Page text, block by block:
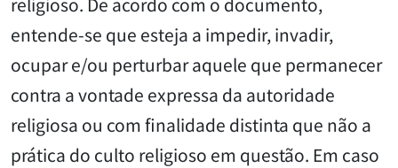
entende-se que esteja a impedir, invadir,
ocupar e/ou perturbar aquele que permanecer
contra a vontade expressa da autoridade
religiosa ou com finalidade distinta que não a
prática do culto religioso em questão. Em caso